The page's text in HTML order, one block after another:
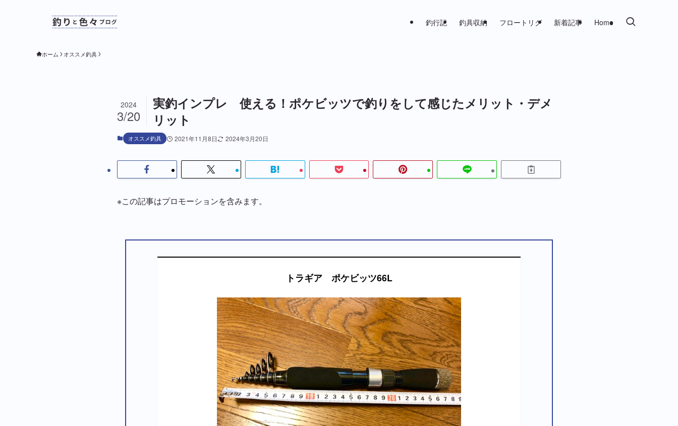
釣行記 釣具収納 フロートリグ 新着記事 Home
ホーム オススメ釣具
実釣インプレ 使える！ポケビッツで釣りをして感じたメリット・デメ
リット
2024
3/20
オススメ釣具 2021年11月8日 2024年3月20日
※この記事はプロモーションを含みます。
トラギア ポケビッツ66L